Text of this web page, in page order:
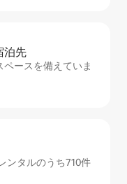
泊⁠先
ースを備えていま
ンタルのうち710件